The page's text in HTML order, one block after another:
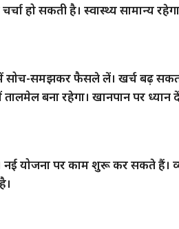
हो सकती है। स्वास्थ्य सामान्य
में सोच-समझकर फैसले लें। खर्च बढ़
बना रहेगा। खानपान पर ध्यान
पर काम शुरू कर सकते हैं।